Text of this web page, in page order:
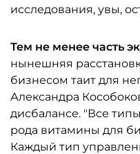
исследования, увы,
Тем не менее часть
нынешняя
бизнесом таит для
Александра
дисбалансе. "Все
рода витамины для
Каждый тип